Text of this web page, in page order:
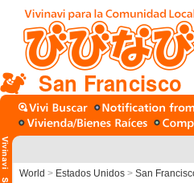
San Francisco
World > Estados Unidos > San